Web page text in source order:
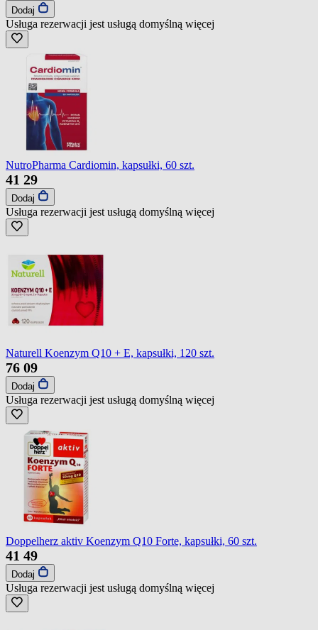
Dodaj
Usługa rezerwacji jest usługą domyślną więcej
NutroPharma Cardiomin, kapsułki, 60 szt.
41 29
Dodaj
Usługa rezerwacji jest usługą domyślną więcej
Naturell Koenzym Q10 + E, kapsułki, 120 szt.
76 09
Dodaj
Usługa rezerwacji jest usługą domyślną więcej
Doppelherz aktiv Koenzym Q10 Forte, kapsułki, 60 szt.
41 49
Dodaj
Usługa rezerwacji jest usługą domyślną więcej